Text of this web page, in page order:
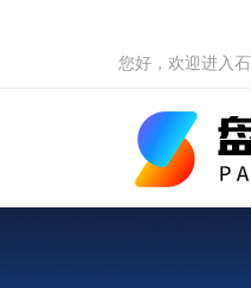
您好，欢迎进入